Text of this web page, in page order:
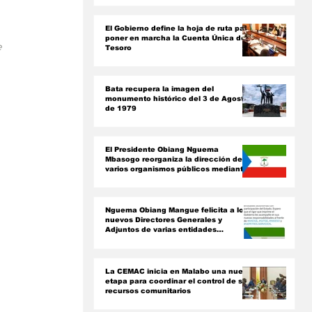
El Gobierno define la hoja de ruta para
poner en marcha la Cuenta Única del
Tesoro
Bata recupera la imagen del
monumento histórico del 3 de Agosto
de 1979
El Presidente Obiang Nguema
Mbasogo reorganiza la dirección de
varios organismos públicos mediante
Nguema Obiang Mangue felicita a los
nuevos Directores Generales y
Adjuntos de varias entidades
La CEMAC inicia en Malabo una nueva
etapa para coordinar el control de sus
recursos comunitarios